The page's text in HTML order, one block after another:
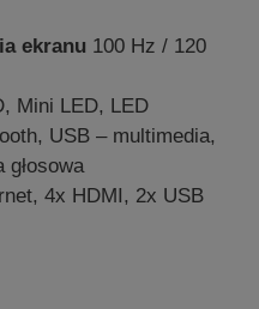
ekranu 100 Hz / 120
Mini LED, LED
USB – multimedia,
głosowa
4x HDMI, 2x USB